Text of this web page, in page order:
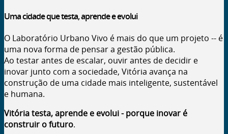
Uma cidade que testa, aprende e evolui
O Laboratório Urbano Vivo é mais do que um projeto -- é
uma nova forma de pensar a gestão pública.
Ao testar antes de escalar, ouvir antes de decidir e
inovar junto com a sociedade, Vitória avança na
construção de uma cidade mais inteligente, sustentável
e humana.
Vitória testa, aprende e evolui - porque inovar é
construir o futuro.